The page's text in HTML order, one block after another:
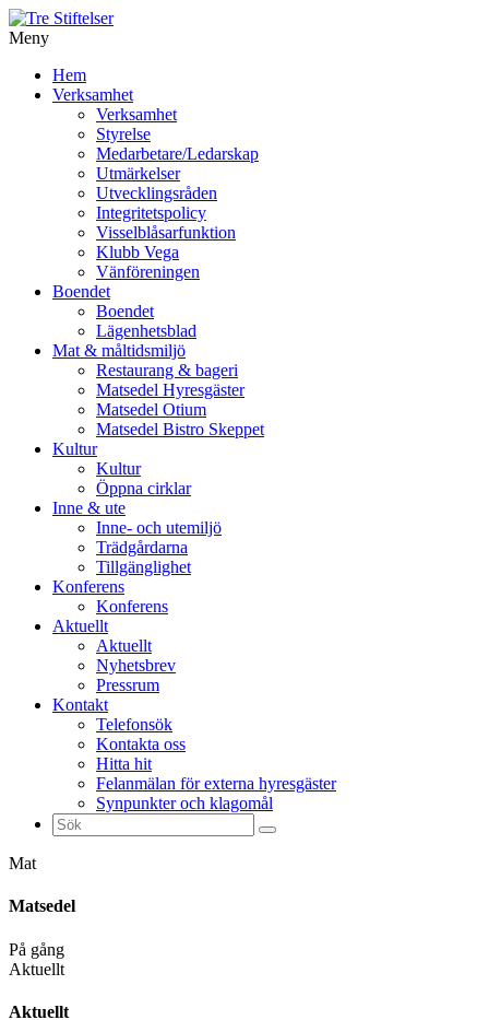
Meny
vidare
Hem
Verksamhet
Verksamhet
Styrelse
Medarbetare/Ledarskap
Utmärkelser
Utvecklingsråden
Integritetspolicy
Visselblåsarfunktion
Klubb Vega
Vänföreningen
Boendet
Boendet
Lägenhetsblad
Mat & måltidsmiljö
Restaurang & bageri
Matsedel Hyresgäster
Matsedel Otium
Matsedel Bistro Skeppet
Kultur
Kultur
Öppna cirklar
Inne & ute
Inne- och utemiljö
Trädgårdarna
Tillgänglighet
Konferens
Konferens
Aktuellt
Aktuellt
Nyhetsbrev
Pressrum
Kontakt
Telefonsök
Kontakta oss
Hitta hit
Felanmälan för externa hyresgäster
Synpunkter och klagomål
Sök
efter:
Mat
Matsedel
På gång
Aktuellt
Aktuellt